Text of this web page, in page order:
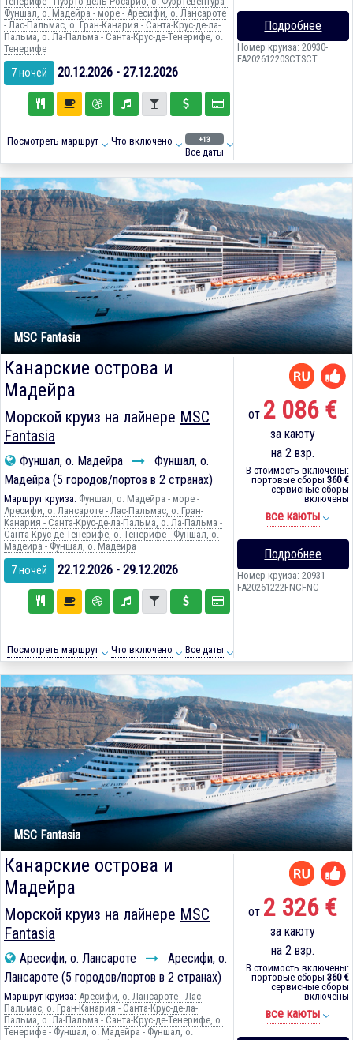
Фуншал, о. Мадейра - море - Аресифи, о. Лансароте
- Лас-Пальмас, о. Гран-Канария - Санта-Крус-де-ла-
Пальма, о. Ла-Пальма - Санта-Крус-де-Тенерифе, о.
Тенерифе
7 ночей 20.12.2026 - 27.12.2026
Посмотреть маршрут Что включено +13
Все даты
Подробнее
Номер круиза: 20930-
FA20261220SCTSCT
MSC Fantasia
Канарские острова и
Мадейра
Морской круиз на лайнере MSC
Fantasia
Фуншал, о. Мадейра
Фуншал, о.
Мадейра (5 городов/портов в 2 странах)
Маршрут круиза: Фуншал, о. Мадейра - море -
Аресифи, о. Лансароте - Лас-Пальмас, о. Гран-
Канария - Санта-Крус-де-ла-Пальма, о. Ла-Пальма -
Санта-Крус-де-Тенерифе, о. Тенерифе - Фуншал, о.
Мадейра - Фуншал, о. Мадейра
7 ночей 22.12.2026 - 29.12.2026
Посмотреть маршрут Что включено Все даты
от 2 086 €
за каюту
на 2 взр.
В стоимость включены:
портовые сборы 360 €
сервисные сборы
включены
все каюты
Подробнее
Номер круиза: 20931-
FA20261222FNCFNC
MSC Fantasia
Канарские острова и
Мадейра
Морской круиз на лайнере MSC
Fantasia
Аресифи, о. Лансароте
Аресифи, о.
Лансароте (5 городов/портов в 2 странах)
Маршрут круиза: Аресифи, о. Лансароте - Лас-
Пальмас, о. Гран-Канария - Санта-Крус-де-ла-
Пальма, о. Ла-Пальма - Санта-Крус-де-Тенерифе, о.
Тенерифе - Фуншал, о. Мадейра - Фуншал, о.
от 2 326 €
за каюту
на 2 взр.
В стоимость включены:
портовые сборы 360 €
сервисные сборы
включены
все каюты